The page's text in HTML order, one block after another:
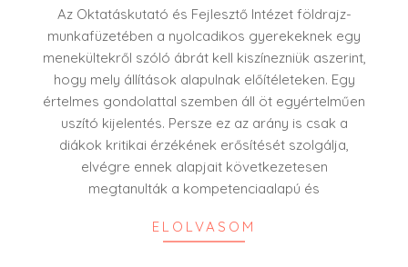
Az Oktatáskutató és Fejlesztő Intézet földrajz-
munkafüzetében a nyolcadikos gyerekeknek egy
menekültekről szóló ábrát kell kiszínezniük aszerint,
hogy mely állítások alapulnak előítéleteken. Egy
értelmes gondolattal szemben áll öt egyértelműen
uszító kijelentés. Persze ez az arány is csak a
diákok kritikai érzékének erősítését szolgálja,
elvégre ennek alapjait következetesen
megtanulták a kompetenciaalapú és
ELOLVASOM